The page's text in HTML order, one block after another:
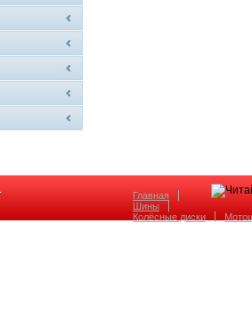
Главная
Шины
Колёсные диски